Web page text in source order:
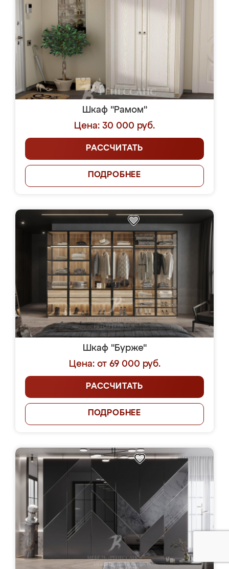
Шкаф "Рамом"
Цена: 30 000 руб.
РАССЧИТАТЬ
ПОДРОБНЕЕ
Шкаф "Бурже"
Цена: от 69 000 руб.
РАССЧИТАТЬ
ПОДРОБНЕЕ